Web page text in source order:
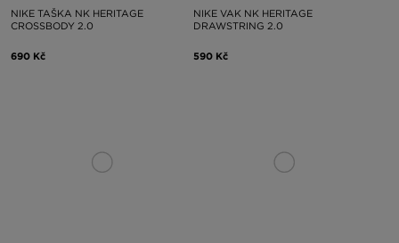
NIKE TAŠKA NK HERITAGE
CROSSBODY 2.0
690 Kč
NIKE VAK NK HERITAGE
DRAWSTRING 2.0
590 Kč